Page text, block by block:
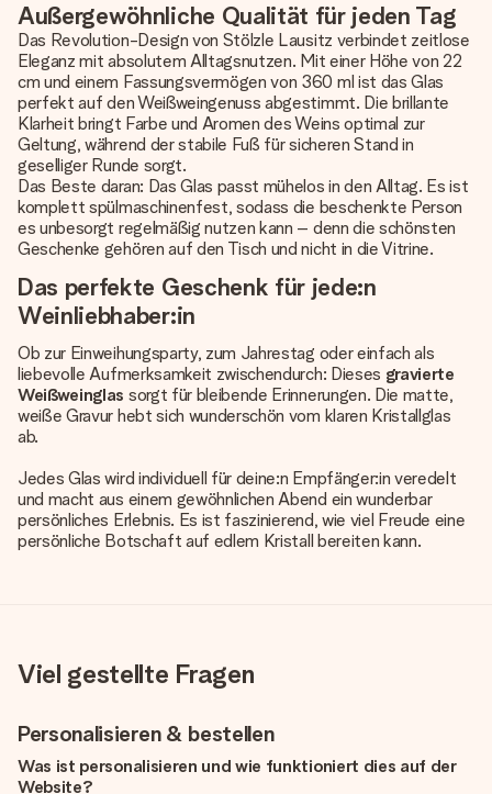
Außergewöhnliche Qualität für jeden Tag
Das Revolution-Design von Stölzle Lausitz verbindet zeitlose
Eleganz mit absolutem Alltagsnutzen. Mit einer Höhe von 22
cm und einem Fassungsvermögen von 360 ml ist das Glas
perfekt auf den Weißweingenuss abgestimmt. Die brillante
Klarheit bringt Farbe und Aromen des Weins optimal zur
Geltung, während der stabile Fuß für sicheren Stand in
geselliger Runde sorgt.
Das Beste daran: Das Glas passt mühelos in den Alltag. Es ist
komplett spülmaschinenfest, sodass die beschenkte Person
es unbesorgt regelmäßig nutzen kann – denn die schönsten
Geschenke gehören auf den Tisch und nicht in die Vitrine.
Das perfekte Geschenk für jede:n
Weinliebhaber:in
Ob zur Einweihungsparty, zum Jahrestag oder einfach als
liebevolle Aufmerksamkeit zwischendurch: Dieses gravierte
Weißweinglas sorgt für bleibende Erinnerungen. Die matte,
weiße Gravur hebt sich wunderschön vom klaren Kristallglas
ab.
Jedes Glas wird individuell für deine:n Empfänger:in veredelt
und macht aus einem gewöhnlichen Abend ein wunderbar
persönliches Erlebnis. Es ist faszinierend, wie viel Freude eine
persönliche Botschaft auf edlem Kristall bereiten kann.
Viel gestellte Fragen
Personalisieren & bestellen
Was ist personalisieren und wie funktioniert dies auf der
Website?